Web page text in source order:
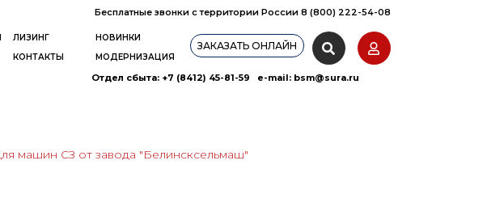
Бесплатные звонки с территории России 8 (800) 222-54-08
ЛИЗИНГ
НОВИНКИ
КОНТАКТЫ МОДЕРНИЗАЦИЯ
ЗАКАЗАТЬ ОНЛАЙН
Отдел сбыта: +7 (8412) 45-81-59 e-mail: bsm@sura.ru
машин СЗ от завода "Белинсксельмаш"